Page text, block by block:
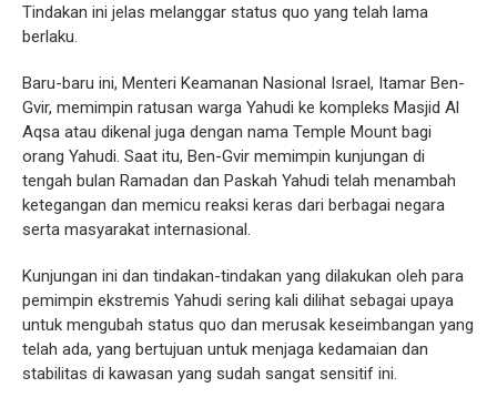
Tindakan ini jelas melanggar status quo yang telah lama
berlaku.
Baru-baru ini, Menteri Keamanan Nasional Israel, Itamar Ben-
Gvir, memimpin ratusan warga Yahudi ke kompleks Masjid Al
Aqsa atau dikenal juga dengan nama Temple Mount bagi
orang Yahudi. Saat itu, Ben-Gvir memimpin kunjungan di
tengah bulan Ramadan dan Paskah Yahudi telah menambah
ketegangan dan memicu reaksi keras dari berbagai negara
serta masyarakat internasional.
Kunjungan ini dan tindakan-tindakan yang dilakukan oleh para
pemimpin ekstremis Yahudi sering kali dilihat sebagai upaya
untuk mengubah status quo dan merusak keseimbangan yang
telah ada, yang bertujuan untuk menjaga kedamaian dan
stabilitas di kawasan yang sudah sangat sensitif ini.